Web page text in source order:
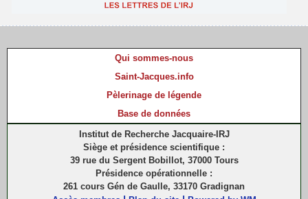
Qui sommes-nous
Saint-Jacques.info
Pèlerinage de légende
Base de données
Institut de Recherche Jacquaire-IRJ
Siège et présidence scientifique :
39 rue du Sergent Bobillot, 37000 Tours
Présidence opérationnelle :
261 cours Gén de Gaulle, 33170 Gradignan